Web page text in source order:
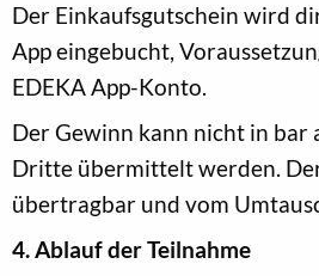
Der Einkaufsgutschein wird
App eingebucht,
EDEKA App-Konto.
Der Gewinn kann nicht in bar
Dritte übermittelt werden.
übertragbar und vom
4. Ablauf der Teilnahme